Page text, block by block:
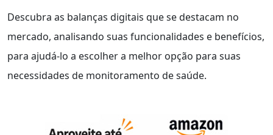
Descubra as balanças digitais que se destacam no
mercado, analisando suas funcionalidades e benefícios,
para ajudá-lo a escolher a melhor opção para suas
necessidades de monitoramento de saúde.